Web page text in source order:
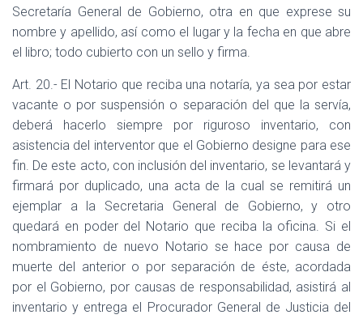
Secretaría General de Gobierno, otra en que exprese su
nombre y apellido, así como el lugar y la fecha en que abre
el libro; todo cubierto con un sello y firma.
Art. 20.- El Notario que reciba una notaría, ya sea por estar
vacante o por suspensión o separación del que la servía,
deberá hacerlo siempre por riguroso inventario, con
asistencia del interventor que el Gobierno designe para ese
fin. De este acto, con inclusión del inventario, se levantará y
firmará por duplicado, una acta de la cual se remitirá un
ejemplar a la Secretaria General de Gobierno, y otro
quedará en poder del Notario que reciba la oficina. Si el
nombramiento de nuevo Notario se hace por causa de
muerte del anterior o por separación de éste, acordada
por el Gobierno, por causas de responsabilidad, asistirá al
inventario y entrega el Procurador General de Justicia del